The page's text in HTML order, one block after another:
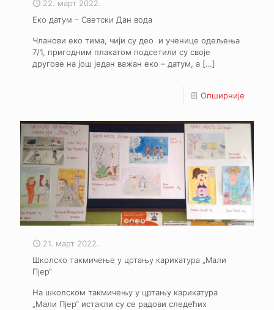
22. март 2022.
Еко датум – Светски Дан вода
Чланови еко тима, чији су део и ученице одељења
7/1, пригодним плакатом подсетили су своје
другове на још један важан еко – датум, а […]
Опширније
21. март 2022.
Школско такмичење у цртању карикатура „Мали
Пјер“
На школском такмичењу у цртању карикатура
„Мали Пјер“ истакли су се радови следећих